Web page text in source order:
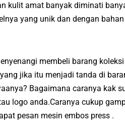
kulit amat banyak diminati
yang unik dan dengan
membeli barang
jika itu menjadi tanda di
Bagaimana caranya kak
logo anda.Caranya cukup
pesan mesin embos press .